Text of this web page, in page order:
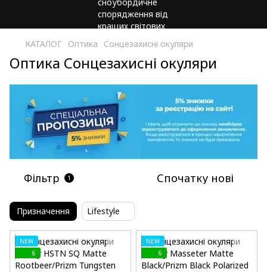
КАТАЛОГ Оптика Сонцезахисні окуляри
Оптика Сонцезахисні окуляри
Фільтр 1 Спочатку нові
Призначення Lifestyle
NEW
6
NEW
6